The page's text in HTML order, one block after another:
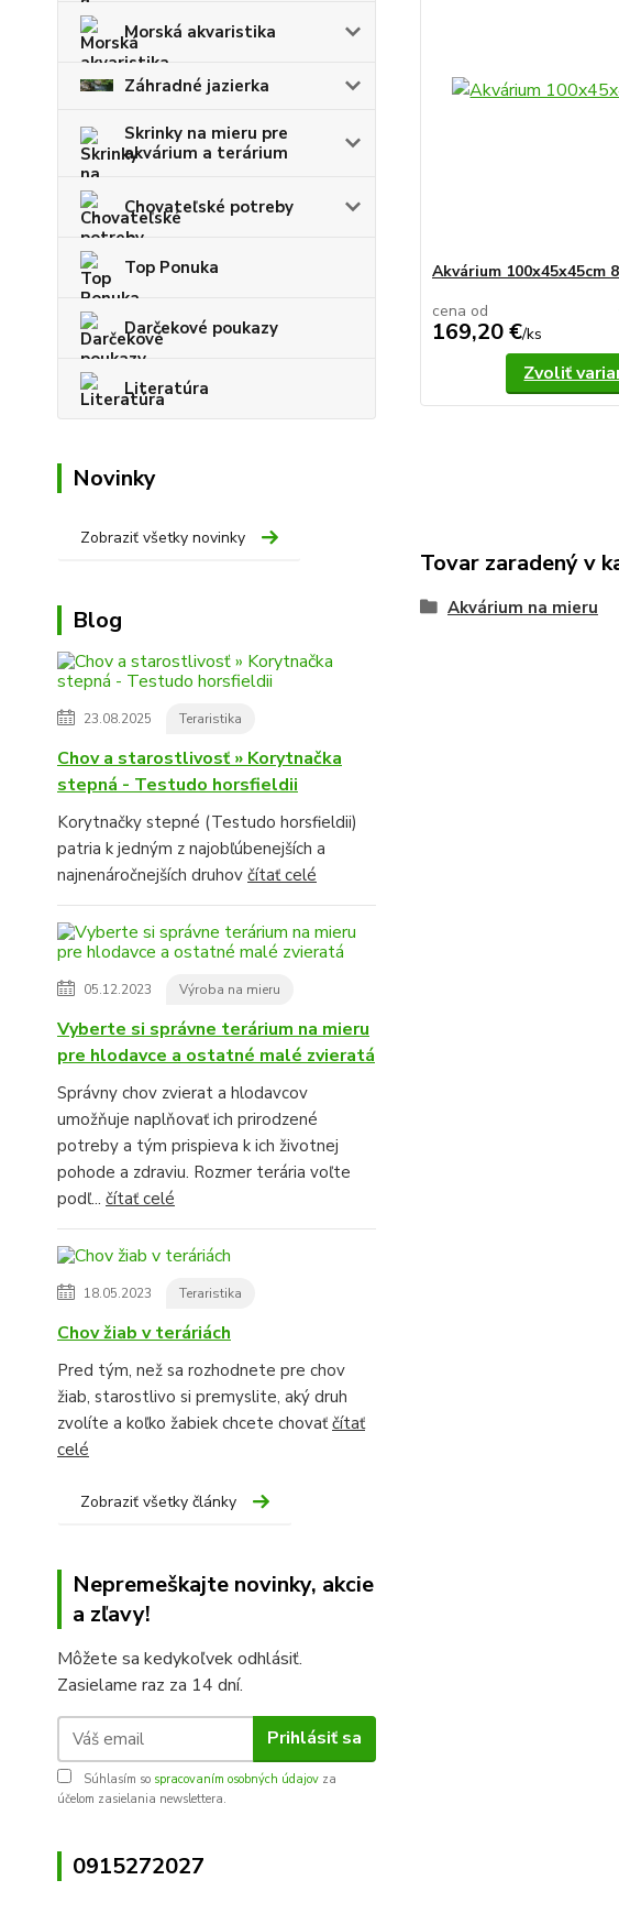
Morská akvaristika
Záhradné jazierka
Skrinky na mieru pre
akvárium a terárium
Chovateľské potreby
Top Ponuka
Darčekové poukazy
Literatúra
Novinky
Zobraziť všetky novinky
Blog
23.08.2025 Teraristika
Chov a starostlivosť » Korytnačka
stepná - Testudo horsfieldii
Korytnačky stepné (Testudo horsfieldii)
patria k jedným z najobľúbenejších a
najnenáročnejších druhov čítať celé
05.12.2023 Výroba na mieru
Vyberte si správne terárium na mieru
pre hlodavce a ostatné malé zvieratá
Správny chov zvierat a hlodavcov
umožňuje naplňovať ich prirodzené
potreby a tým prispieva k ich životnej
pohode a zdraviu. Rozmer terária voľte
podľ... čítať celé
18.05.2023 Teraristika
Chov žiab v teráriách
Pred tým, než sa rozhodnete pre chov
žiab, starostlivo si premyslite, aký druh
zvolíte a koľko žabiek chcete chovaťčítať
celé
Zobraziť všetky články
Nepremeškajte novinky, akcie
a zľavy!
Môžete sa kedykoľvek odhlásiť.
Zasielame raz za 14 dní.
Prihlásiť sa
Súhlasím so spracovaním osobných údajov za
účelom zasielania newslettera.
0915272027
Akvárium 100x45x45cm
cena od
169,20 €/ks
Zvoliť
Tovar zaradený v
Akvárium na mieru